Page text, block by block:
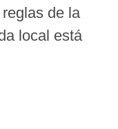
de la
local está